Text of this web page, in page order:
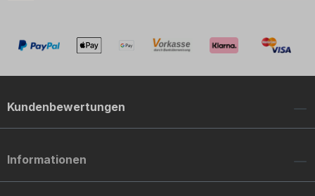
Kundenbewertungen
Informationen